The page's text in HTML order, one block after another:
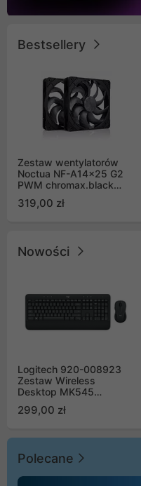
Bestsellery
Zestaw wentylatorów
Noctua NF-A14x25 G2
PWM chromax.black
Push Pull (2szt)
319,00 zł
Nowości
Logitech 920-008923
Zestaw Wireless
Desktop MK545
299,00 zł
Polecane